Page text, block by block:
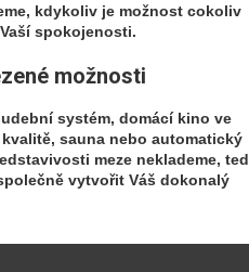
kdykoliv je možnost cokoliv
spokojenosti.
možnosti
systém, domácí kino ve
sauna nebo automatický
meze neklademe,
vytvořit Váš dokonalý